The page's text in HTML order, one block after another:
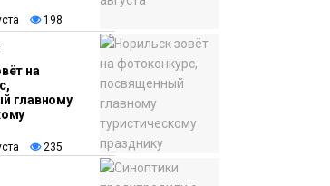
198
на
главному
235